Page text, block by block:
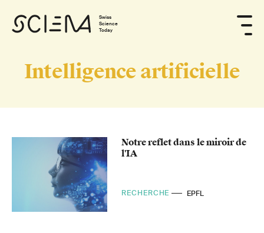
Swiss
Science
Today
Intelligence artificielle
Notre reflet dans le miroir de
l'IA
RECHERCHE EPFL